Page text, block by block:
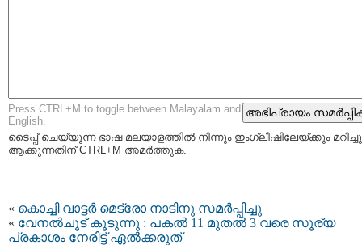
Press CTRL+M to toggle between Malayalam and
English.
ടൈപ്പ്‌ ചെയ്യുന്ന ഭാഷ മലയാളത്തില്‍ നിന്നും ഇംഗ്ലീഷിലേയ്ക്കും
ആക്കുന്നതിന് CTRL+M അമര്‍ത്തുക.
« കൊച്ചി വാട്ടര്‍ മെട്രോ നാടിനു സമര്‍പ്പിച്ചു
« വേനൽചൂട് കൂടുന്നു : പകൽ 11 മുതൽ 3 വരെ സൂര്യ
പ്രകാശം നേരിട്ട് ഏൽക്കരുത്